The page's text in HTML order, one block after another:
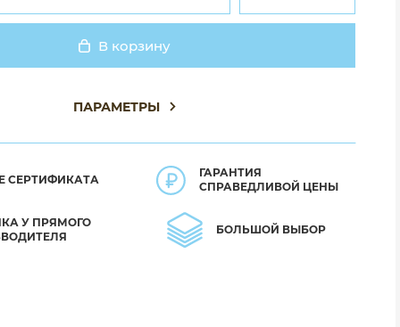
В корзину
ПАРАМЕТРЫ
СЕРТИФИКАТА
ГАРАНТИЯ
СПРАВЕДЛИВОЙ ЦЕНЫ
У ПРЯМОГО
БОЛЬШОЙ ВЫБОР